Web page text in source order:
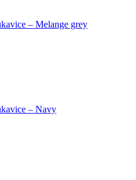
– Melange grey
– Navy